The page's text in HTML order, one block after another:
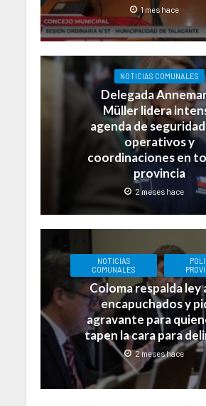
1 mes hace
NOTICIAS COMUNALES
Delegada
Müller lidera
agenda de
operativos y
coordinaciones en
provincia
2 meses hace
NOTICIAS
COMUNALES
Coloma respalda ley
encapuchados y
agravante para
tapen la cara para
2 meses hace